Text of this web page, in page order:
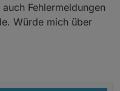
Fehlermeldungen
Würde mich über